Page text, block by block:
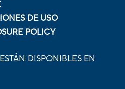
DE USO
POLICY
DISPONIBLES EN